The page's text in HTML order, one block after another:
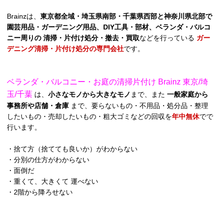
Brainzは、 東京都全域・埼玉県南部・千葉県西部と神奈川県北部で
園芸用品・ガーデニング用品、DIY工具・部材、ベランダ・バルコ
ニー周りの 清掃・片付け処分・撤去・買取などを行っている ガー
デニング清掃・片付け処分の専門会社です。
ベランダ・バルコニー・お庭の清掃片付け Brainz 東京/埼
玉/千葉 は、 小さなモノから大きなモノ まで、また 一般家庭から
事務所や店舗・倉庫 まで、要らないもの・不用品・処分品・整理
したいもの・売却したいもの・粗大ゴミなどの回収を年中無休でで
行います。
・捨て方（捨てても良いか）がわからない
・分別の仕方がわからない
・面倒だ
・重くて、大きくて 運べない
・2階から降ろせない